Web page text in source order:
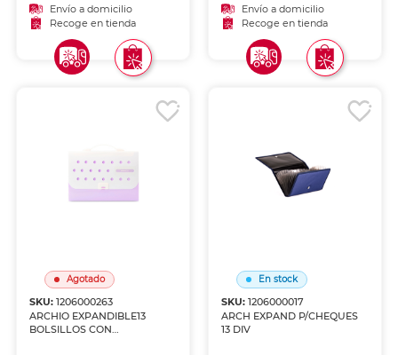
Envío a domicilio
Recoge en tienda
Envío a domicilio
Recoge en tienda
Agotado
SKU:1206000263
ARCHIO EXPANDIBLE13
BOLSILLOS CON
En stock
SKU: 1206000017
ARCH EXPAND P/CHEQUES
13 DIV